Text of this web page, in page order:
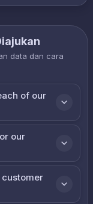
data dan cara
of our
our
customer